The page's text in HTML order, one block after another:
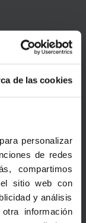
de las cookies
personalizar
de redes
compartimos
sitio web con
y análisis
información
ALI et
différentes
un esprit
en projets.
l'excellence
le
créativité et
de former
mais